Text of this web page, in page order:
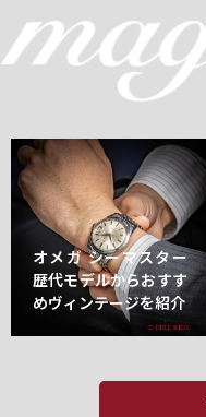
オメガ シーマスター
歴代モデルからおすす
めヴィンテージを紹介